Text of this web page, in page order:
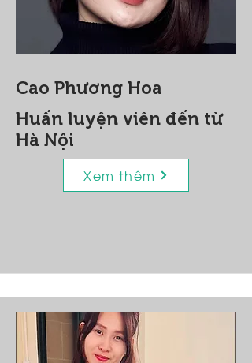
Cao Phương Hoa
Huấn luyện viên đến từ
Hà Nội
Xem thêm